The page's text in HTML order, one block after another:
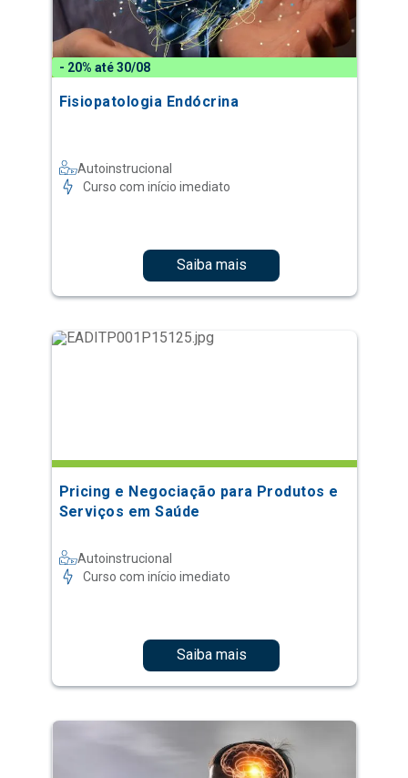
- 20% até 30/08
Fisiopatologia Endócrina
Autoinstrucional
Curso com início imediato
Saiba mais
Pricing e Negociação para Produtos e
Serviços em Saúde
Autoinstrucional
Curso com início imediato
Saiba mais